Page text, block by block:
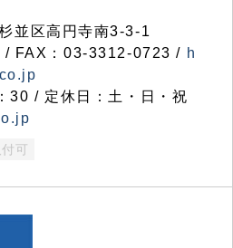
並区高円寺南3-3-1
FAX：03-3312-0723 / h
30 / 定休日：土・日・祝
可